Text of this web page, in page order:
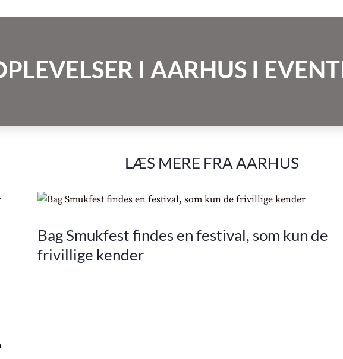
I AARHUS I
LÆS MERE FRA AARHUS
Bag Smukfest findes en festival, som kun de
frivillige kender